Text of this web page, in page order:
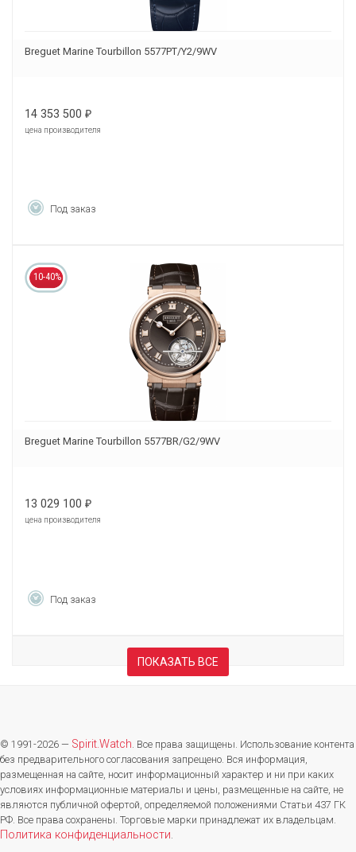
Breguet Marine Tourbillon 5577PT/Y2/9WV
14 353 500 ₽
цена производителя
Под заказ
10-40%
Breguet Marine Tourbillon 5577BR/G2/9WV
13 029 100 ₽
цена производителя
Под заказ
ПОКАЗАТЬ ВСЕ
© 1991-2026 — Spirit.Watch. Все права защищены. Использование контента
без предварительного согласования запрещено. Вся информация,
размещенная на сайте, носит информационный характер и ни при каких
условиях информационные материалы и цены, размещенные на сайте, не
являются публичной офертой, определяемой положениями Статьи 437 ГК
РФ. Все права сохранены. Торговые марки принадлежат их владельцам.
Политика конфиденциальности.